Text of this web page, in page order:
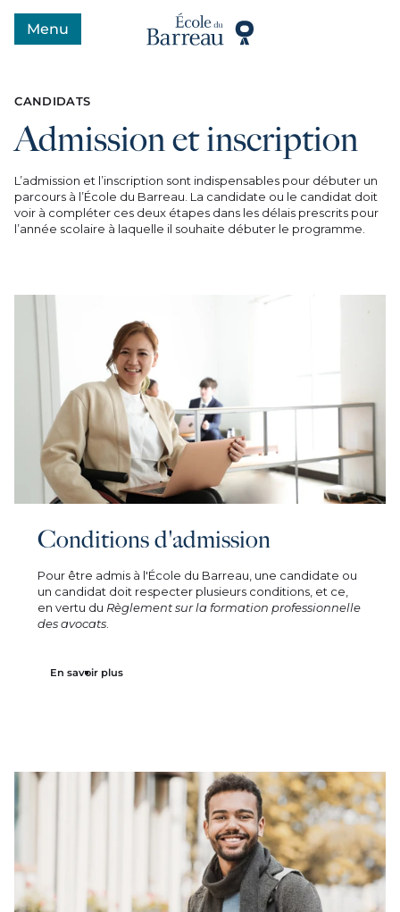
MenuOuvrir le menu
CANDIDATS
Admission et inscription
L’admission et l’inscription sont indispensables pour débuter un
parcours à l’École du Barreau. La candidate ou le candidat doit
voir à compléter ces deux étapes dans les délais prescrits pour
l’année scolaire à laquelle il souhaite débuter le programme.
Conditions d'admission
Pour être admis à l'École du Barreau, une candidate ou
un candidat doit respecter plusieurs conditions, et ce,
en vertu du Règlement sur la formation professionnelle
des avocats.
En savoir plus